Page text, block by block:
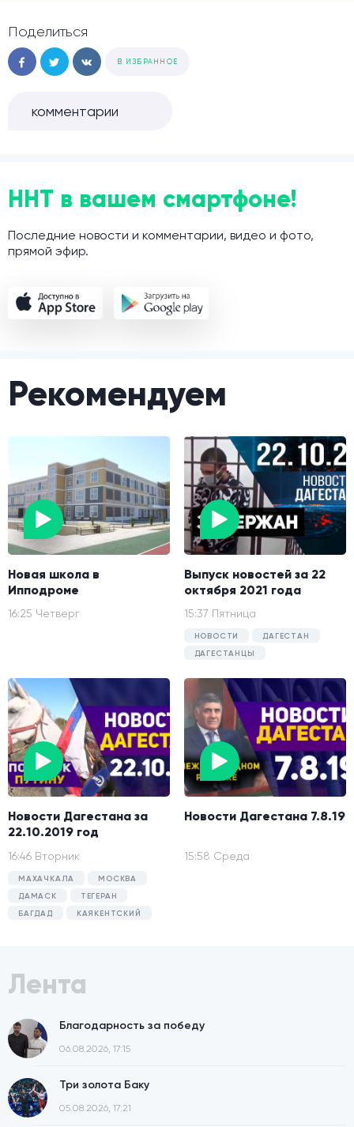
Поделиться
В ИЗБРАННОЕ
комментарии
ННТ в вашем смартфоне!
Последние новости и комментарии, видео и фото,
прямой эфир.
Рекомендуем
Новая школа в
Ипподроме
16:25 Четверг
Выпуск новостей за 22
октября 2021 года
15:37 Пятница
НОВОСТИ
ДАГЕСТАН
ДАГЕСТАНЦЫ
Новости Дагестана за
22.10.2019 год
16:46 Вторник
МАХАЧКАЛА
МОСКВА
ДАМАСК
ТЕГЕРАН
БАГДАД
КАЯКЕНТСКИЙ
Новости Дагестана 7.8.19
15:58 Среда
Лента
Благодарность за победу
06.08.2026, 17:15
Три золота Баку
05.08.2026, 17:21